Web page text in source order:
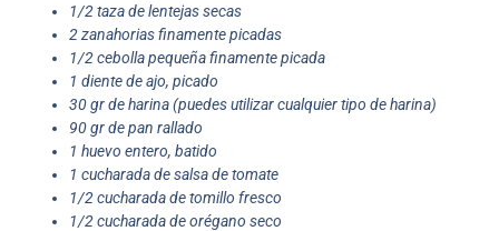
1/2 taza de lentejas secas
2 zanahorias finamente picadas
1/2 cebolla pequeña finamente picada
1 diente de ajo, picado
30 gr de harina (puedes utilizar cualquier tipo de harina)
90 gr de pan rallado
1 huevo entero, batido
1 cucharada de salsa de tomate
1/2 cucharada de tomillo fresco
1/2 cucharada de orégano seco